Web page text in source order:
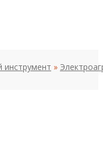
инструмент »